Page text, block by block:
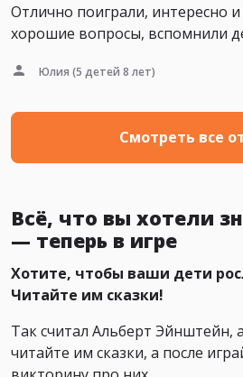
Отлично поиграли, интересно
хорошие вопросы, вспомнили
Юлия (5 детей 8 лет)
Смотреть все
Всё, что вы хотели
— теперь в игре
Хотите, чтобы ваши дети
Читайте им сказки!
Так считал Альберт Эйнштейн,
читайте им сказки, а после